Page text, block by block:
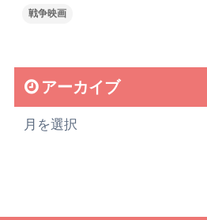
戦争映画
アーカイブ